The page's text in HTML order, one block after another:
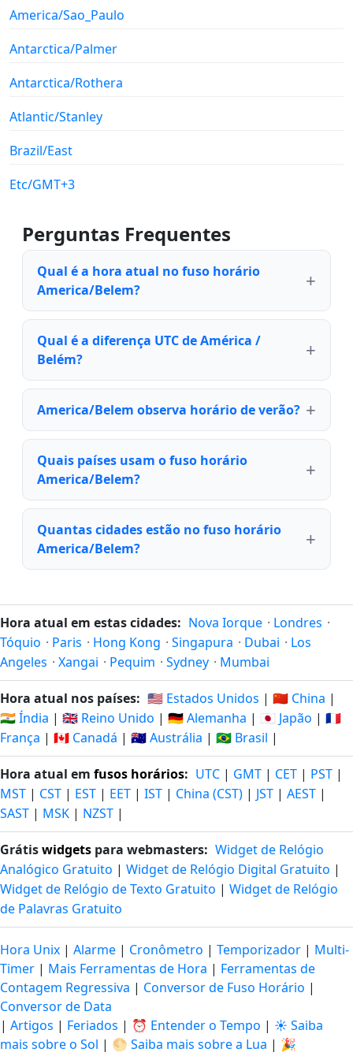
America/Sao_Paulo
Antarctica/Palmer
Antarctica/Rothera
Atlantic/Stanley
Brazil/East
Etc/GMT+3
Perguntas Frequentes
Qual é a hora atual no fuso horário
America/Belem?
Qual é a diferença UTC de América /
Belém?
America/Belem observa horário de verão?
Quais países usam o fuso horário
America/Belem?
Quantas cidades estão no fuso horário
America/Belem?
Hora atual em estas cidades: Nova Iorque · Londres ·
Tóquio · Paris · Hong Kong · Singapura · Dubai · Los
Angeles · Xangai · Pequim · Sydney · Mumbai
Hora atual nos países: 🇺🇸 Estados Unidos | 🇨🇳 China |
🇮🇳 Índia | 🇬🇧 Reino Unido | 🇩🇪 Alemanha | 🇯🇵 Japão | 🇫🇷
França | 🇨🇦 Canadá | 🇦🇺 Austrália | 🇧🇷 Brasil |
Hora atual em fusos horários: UTC | GMT | CET | PST |
MST | CST | EST | EET | IST | China (CST) | JST | AEST |
SAST | MSK | NZST |
Grátiswidgets para webmasters: Widget de Relógio
Analógico Gratuito | Widget de Relógio Digital Gratuito |
Widget de Relógio de Texto Gratuito | Widget de Relógio
de Palavras Gratuito
Hora Unix | Alarme | Cronômetro | Temporizador | Multi-
Timer | Mais Ferramentas de Hora | Ferramentas de
Contagem Regressiva | Conversor de Fuso Horário |
Conversor de Data
| Artigos | Feriados | ⏰ Entender o Tempo | ☀️ Saiba
mais sobre o Sol | 🌕 Saiba mais sobre a Lua | 🎉